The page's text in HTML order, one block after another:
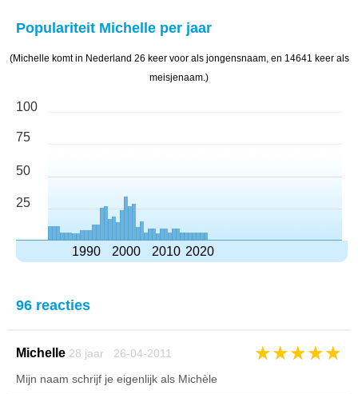
Populariteit Michelle per jaar
(Michelle komt in Nederland 26 keer voor als jongensnaam, en 14641 keer als
meisjenaam.)
100
75
50
25
1990 2000 2010 2020
96 reacties
Michelle 28 jaar 26-04-2011 ★★★★★
Mijn naam schrijf je eigenlijk als Michèle